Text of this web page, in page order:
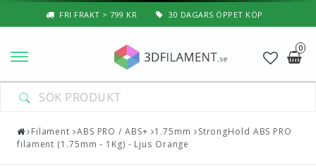
FRI FRAKT > 799 KR 30 DAGARS ÖPPET KÖP
0
Nyheter & Populärt
Filament
Filament ABS PRO / ABS+ 1.75mm
StrongHold ABS PRO
filament (1.75mm - 1Kg) - Ljus Orange